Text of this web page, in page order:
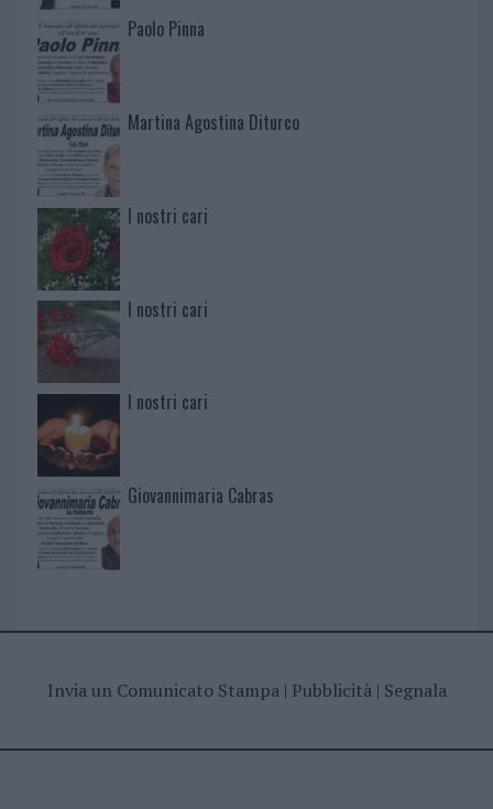
Paolo Pinna
Martina Agostina Diturco
I nostri cari
I nostri cari
I nostri cari
Giovannimaria Cabras
Invia un Comunicato Stampa| Pubblicità| Segnala